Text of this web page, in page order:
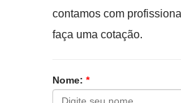
contamos com
faça uma cotação.
Nome: *